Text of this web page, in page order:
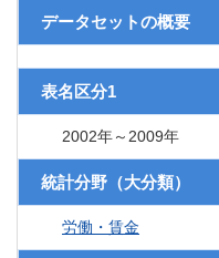
データセットの概要
表名区分1
2002年～2009年
統計分野（大分類）
労働・賃金